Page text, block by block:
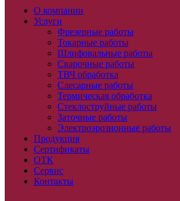
О компании
Услуги
Фрезерные работы
Токарные работы
Шлифовальные работы
Сварочные работы
ТВЧ обработка
Слесарные работы
Термическая обработка
Стеклоструйные работы
Заточные работы
Электроэрозионные работы
Продукция
Сертификаты
ОТК
Сервис
Контакты